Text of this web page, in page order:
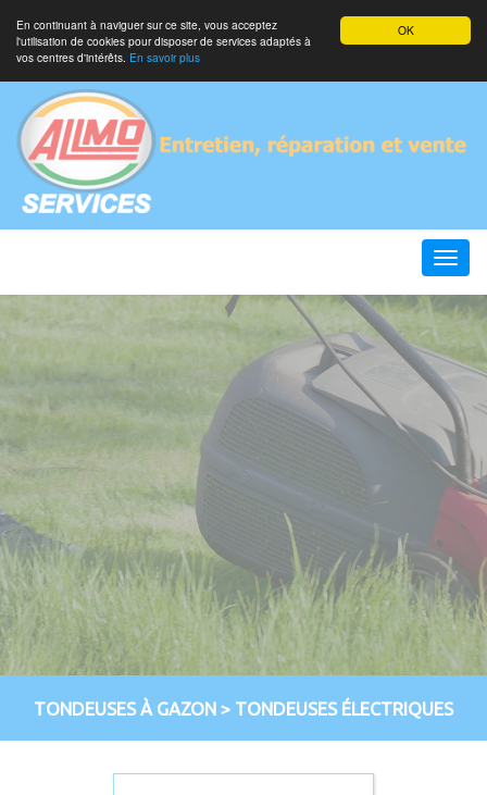
OK
En continuant à naviguer sur ce site, vous acceptez
l'utilisation de cookies pour disposer de services adaptés à
vos centres d'intérêts. En savoir plus
Toggle
TONDEUSES À GAZON > TONDEUSES ÉLECTRIQUES